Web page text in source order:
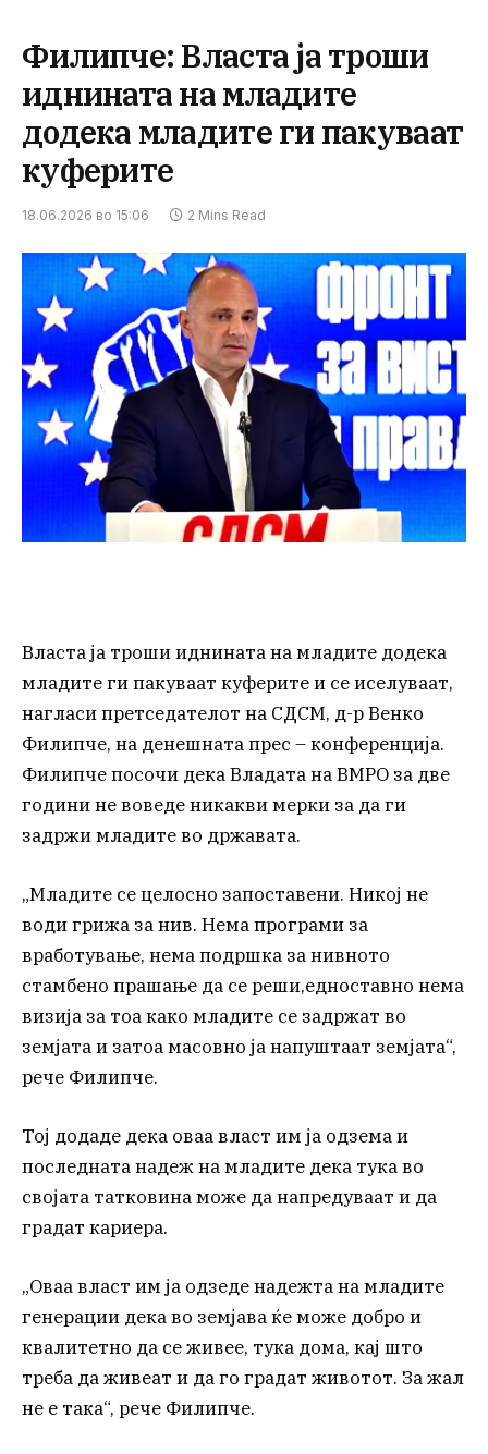
Филипче: Власта ја троши
иднината на младите
додека младите ги пакуваат
куферите
18.06.2026 во 15:06 2 Mins Read
Власта ја троши иднината на младите додека
младите ги пакуваат куферите и се иселуваат,
нагласи претседателот на СДСМ, д-р Венко
Филипче, на денешната прес – конференција.
Филипче посочи дека Владата на ВМРО за две
години не воведе никакви мерки за да ги
задржи младите во државата.
„Младите се целосно запоставени. Никој не
води грижа за нив. Нема програми за
вработување, нема подршка за нивното
стамбено прашање да се реши,едноставно нема
визија за тоа како младите се задржат во
земјата и затоа масовно ја напуштаат земјата“,
рече Филипче.
Тој додаде дека оваа власт им ја одзема и
последната надеж на младите дека тука во
својата татковина може да напредуваат и да
градат кариера.
„Оваа власт им ја одзеде надежта на младите
генерации дека во земјава ќе може добро и
квалитетно да се живее, тука дома, кај што
треба да живеат и да го градат животот. За жал
не е така“, рече Филипче.